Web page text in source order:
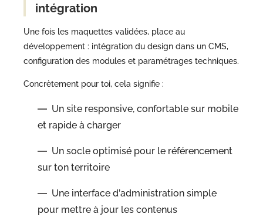
intégration
Une fois les maquettes validées, place au
développement : intégration du design dans un CMS,
configuration des modules et paramétrages techniques.
Concrètement pour toi, cela signifie :
Un site responsive, confortable sur mobile
et rapide à charger
Un socle optimisé pour le référencement
sur ton territoire
Une interface d’administration simple
pour mettre à jour les contenus